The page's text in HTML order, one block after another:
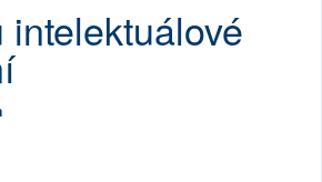
intelektuálové